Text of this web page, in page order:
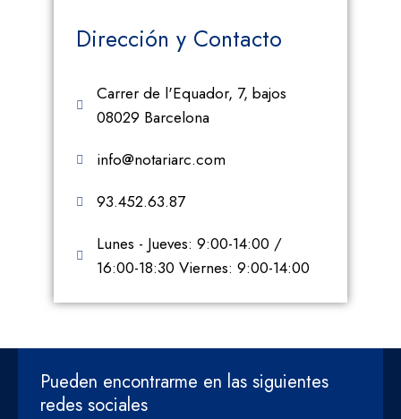
Dirección y Contacto
Carrer de l'Equador, 7, bajos
08029 Barcelona
info@notariarc.com
93.452.63.87
Lunes - Jueves: 9:00-14:00 /
16:00-18:30 Viernes: 9:00-14:00
Pueden encontrarme en las siguientes
redes sociales